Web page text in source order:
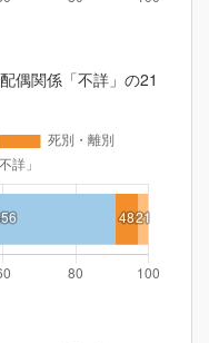
偶関係「不詳」の21